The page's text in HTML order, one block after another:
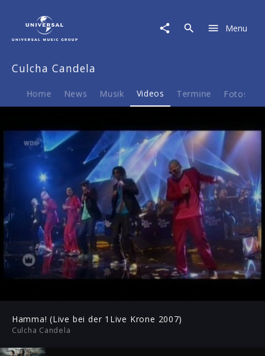
Video
Hamma!
der
Krone
2007)
Menu
Culcha Candela
Home News Musik Videos Termine Fotos
Play Mute
Play
Hamma! (Live bei der 1Live Krone 2007)
Culcha Candela